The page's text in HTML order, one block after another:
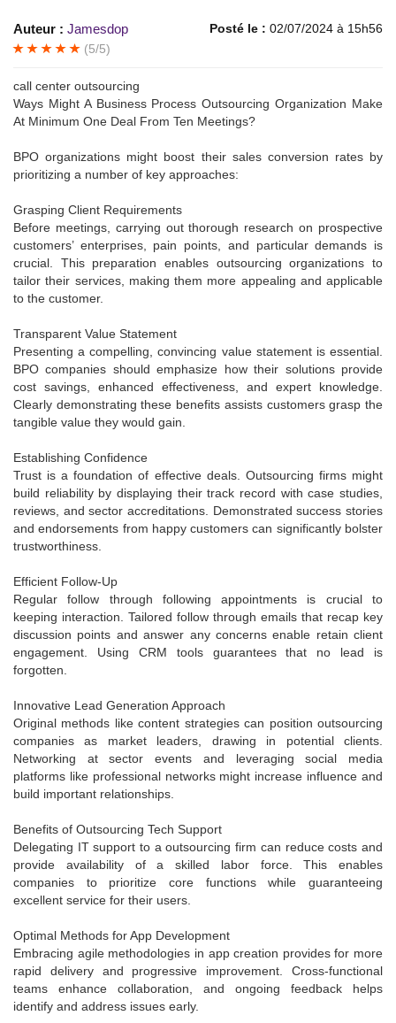
Auteur : Jamesdop Posté le : 02/07/2024 à 15h56
(5/5)
call center outsourcing
Ways Might A Business Process Outsourcing Organization Make
At Minimum One Deal From Ten Meetings?
BPO organizations might boost their sales conversion rates by
prioritizing a number of key approaches:
Grasping Client Requirements
Before meetings, carrying out thorough research on prospective
customers’ enterprises, pain points, and particular demands is
crucial. This preparation enables outsourcing organizations to
tailor their services, making them more appealing and applicable
to the customer.
Transparent Value Statement
Presenting a compelling, convincing value statement is essential.
BPO companies should emphasize how their solutions provide
cost savings, enhanced effectiveness, and expert knowledge.
Clearly demonstrating these benefits assists customers grasp the
tangible value they would gain.
Establishing Confidence
Trust is a foundation of effective deals. Outsourcing firms might
build reliability by displaying their track record with case studies,
reviews, and sector accreditations. Demonstrated success stories
and endorsements from happy customers can significantly bolster
trustworthiness.
Efficient Follow-Up
Regular follow through following appointments is crucial to
keeping interaction. Tailored follow through emails that recap key
discussion points and answer any concerns enable retain client
engagement. Using CRM tools guarantees that no lead is
forgotten.
Innovative Lead Generation Approach
Original methods like content strategies can position outsourcing
companies as market leaders, drawing in potential clients.
Networking at sector events and leveraging social media
platforms like professional networks might increase influence and
build important relationships.
Benefits of Outsourcing Tech Support
Delegating IT support to a outsourcing firm can reduce costs and
provide availability of a skilled labor force. This enables
companies to prioritize core functions while guaranteeing
excellent service for their users.
Optimal Methods for App Development
Embracing agile methodologies in app creation provides for more
rapid delivery and progressive improvement. Cross-functional
teams enhance collaboration, and ongoing feedback helps
identify and address issues early.